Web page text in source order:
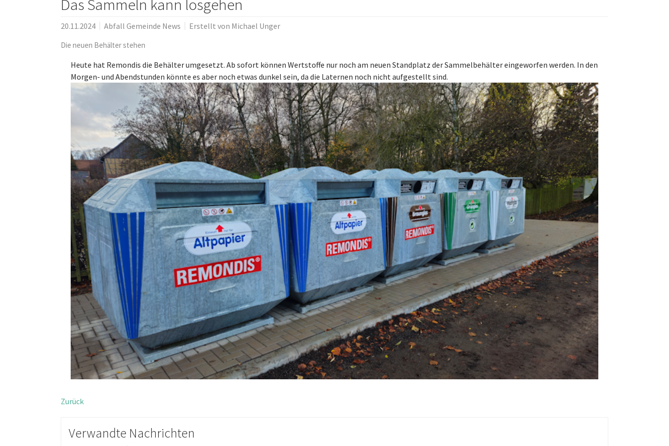
Das Sammeln kann losgehen
20.11.2024 Abfall Gemeinde News Erstellt von Michael Unger
Die neuen Behälter stehen
Heute hat Remondis die Behälter umgesetzt. Ab sofort können Wertstoffe nur noch am neuen Standplatz der Sammelbehälter eingeworfen werden. In den
Morgen- und Abendstunden könnte es aber noch etwas dunkel sein, da die Laternen noch nicht aufgestellt sind.
Zurück
Verwandte Nachrichten